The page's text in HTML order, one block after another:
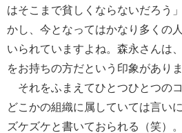
はそこまで貧しくならないだろう
かし、今となってはかなり多くの
いられていますよね。森永さんは
をお持ちの方だという印象がありま
それをふまえてひとつひとつの
どこかの組織に属していては言い
ズケズケと書いておられる（笑）